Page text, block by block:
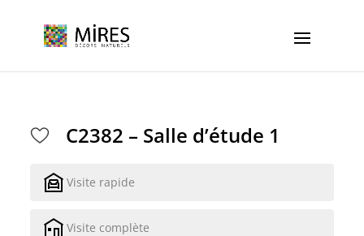
C2382 – Salle d’étude 1
Visite rapide
Visite complète